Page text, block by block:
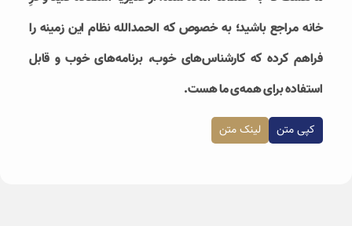
خانه مراجع باشید؛ به خصوص که الحمدالله نظام این زمینه را
فراهم کرده که کارشناس‌های خوب، برنامه‌های خوب و قابل
استفاده برای همه‌ی ما هست.
کپی متن لینک متن